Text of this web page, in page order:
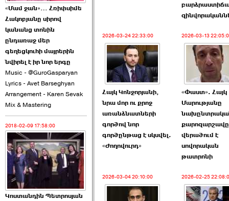
Ուշքի չենք գալիս այն
խայտառակ ›››
2026-06-09 15:05:00
Ծառուկյանի փեսան
վնասել է ›››
2026-06-09 07:11:00
«Մամ ջան»… Հռիփսիմե
Հակոբյանը սիրով
կանանց տոնին
ընդառաջ մեր
գեղեցկուհի մայրերին
նվիրել է իր նոր երգը
Music - @GuroGasparyan
Lyrics - Avet Barseghyan
Arrangement - Karen Sevak
Mix & Mastering
2018-02-09 17:58:00
Կոստանդին Պետրոսյան
2026-03-24 22:33:00
Հայկ Կոնջորյանի,
նրա մոր ու քրոջ
առանձնատների
գործով նոր
գործընթաց է սկսվել.
«Ժողովուրդ»
2026-03-13
«Փաստ». Հայկ
Մարությանը
քարոզարշավը
վերածում է
սովորական
թատրոնի
2026-03-04 20:10:00 2026-02-25